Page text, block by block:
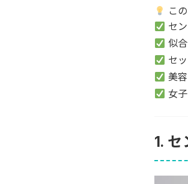
こ
セ
似
セ
美
女
1.